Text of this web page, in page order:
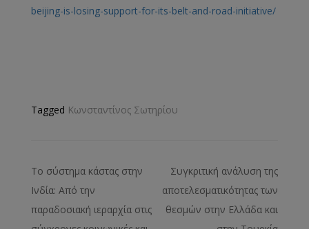
beijing-is-losing-support-for-its-belt-and-road-initiative/
Tagged Κωνσταντίνος Σωτηρίου
Το σύστημα κάστας στην
Ινδία: Από την
παραδοσιακή ιεραρχία στις
Συγκριτική ανάλυση της
αποτελεσματικότητας των
θεσμών στην Ελλάδα και